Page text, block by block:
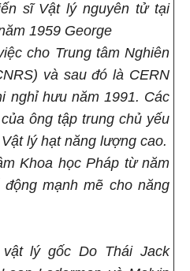
sĩ Vật lý nguyên tử tại
1959 George
cho Trung tâm Nghiên
và sau đó là CERN
nghỉ hưu năm 1991. Các
ông tập trung chủ yếu
lý hạt năng lượng cao.
Khoa học Pháp từ năm
mạnh mẽ cho năng
lý gốc Do Thái Jack